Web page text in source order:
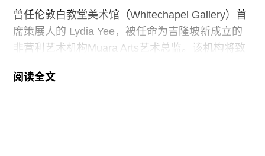
史密森尼学会尚未就行政令发表公开评论。上周，
哈蒂格出席了一场国会听证会，期间
曾任伦敦白教堂美术馆（Whitechapel Gallery）首
席策展人的 Lydia Yee，被任命为吉隆坡新成立的
非营利艺术机构Muara Arts艺术总监。该机构将致
正式开幕。与美术馆配套建设的一座表演艺术剧场
阅读全文